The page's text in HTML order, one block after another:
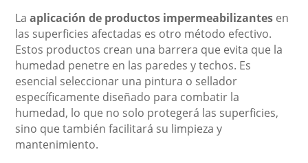
Laaplicación de productos impermeabilizantes en
las superficies afectadas es otro método efectivo.
Estos productos crean una barrera que evita que la
humedad penetre en las paredes y techos. Es
esencial seleccionar una pintura o sellador
específicamente diseñado para combatir la
humedad, lo que no solo protegerá las superficies,
sino que también facilitará su limpieza y
mantenimiento.